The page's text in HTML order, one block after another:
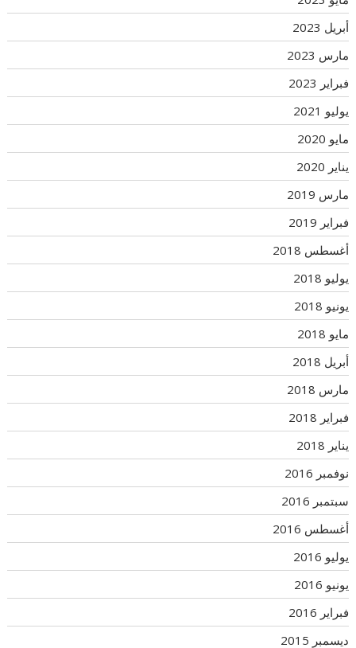
أبريل 2023
مارس 2023
فبراير 2023
يوليو 2021
مايو 2020
يناير 2020
مارس 2019
فبراير 2019
أغسطس 2018
يوليو 2018
يونيو 2018
مايو 2018
أبريل 2018
مارس 2018
فبراير 2018
يناير 2018
نوفمبر 2016
سبتمبر 2016
أغسطس 2016
يوليو 2016
يونيو 2016
فبراير 2016
ديسمبر 2015